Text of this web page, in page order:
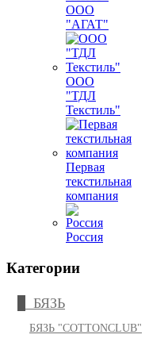
ООО
"АГАТ"
ООО
"ТДЛ
Текстиль"
Первая
текстильная
компания
Россия
Категории
БЯЗЬ
БЯЗЬ "COTTONCLUB"